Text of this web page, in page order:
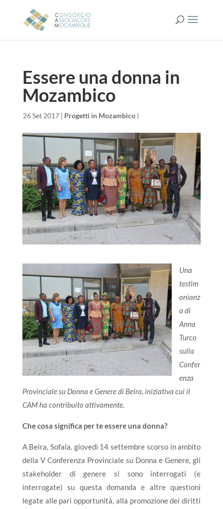
Essere una donna in
Mozambico
26 Set 2017| Progetti in Mozambico|
Una
testim
onianz
a di
Anna
Turco
sulla
Confer
enza
Provinciale su Donna e Genere di Beira, iniziativa cui il
CAM ha contribuito attivamente.
Che cosa significa per te essere una donna?
A Beira, Sofala, giovedì 14 settembre scorso in ambito
della V Conferenza Provinciale su Donna e Genere, gli
stakeholder di genere si sono interrogati (e
interrogate) su questa domanda e altre questioni
legate alle pari opportunità, alla promozione dei diritti